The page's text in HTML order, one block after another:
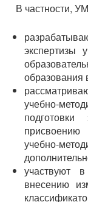
В частности,
экспертизы
образования
учебно-
учебно-
участвуют
внесению